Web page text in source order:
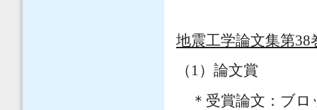
地震工学論文集第38
（1）論文賞
＊受賞論文：ブロ